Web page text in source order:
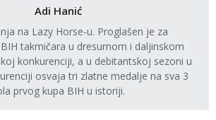
Adi Hanić
na Lazy Horse-u. Proglašen je za
takmičara u dresurnom i daljinskom
konkurenciji, a u debitantskoj sezoni u
osvaja tri zlatne medalje na sva 3
prvog kupa BIH u istoriji.